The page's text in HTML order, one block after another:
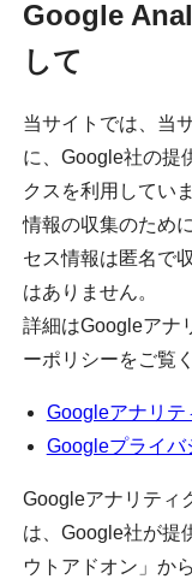
Google
して
当サイトでは、当
に、Google社の提
クスを利用してい
情報の収集のため
セス情報は匿名で
はありません。
詳細はGoogleアナ
ーポリシーをご覧
Googleアナリテ
Googleプライバ
Googleアナリティ
は、Google社が提
ウトアドオン」か